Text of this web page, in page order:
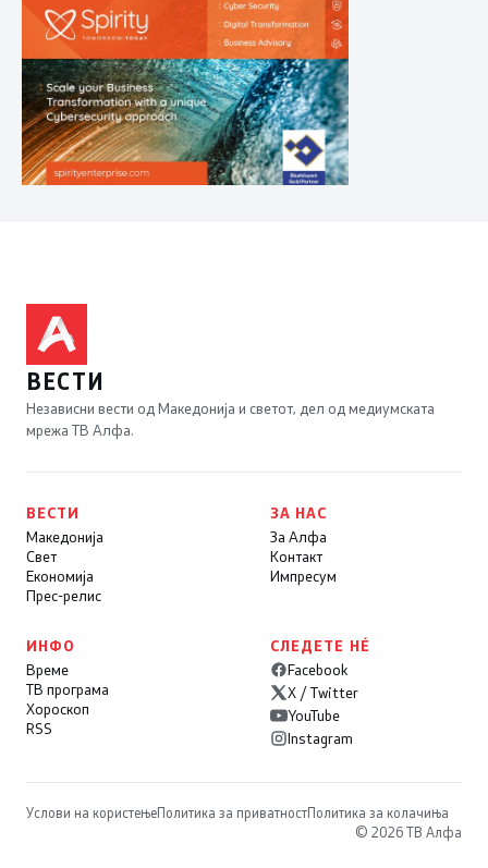
ВЕСТИ
Независни вести од Македонија и светот, дел од медиумската
мрежа ТВ Алфа.
ВЕСТИ
Македонија
Свет
Економија
Прес-релис
ЗА НАС
За Алфа
Контакт
Импресум
ИНФО
Време
ТВ програма
Хороскоп
RSS
СЛЕДЕТЕ НÉ
Facebook
X / Twitter
YouTube
Instagram
Услови на користењеПолитика за приватностПолитика за колачиња
© 2026 ТВ Алфа